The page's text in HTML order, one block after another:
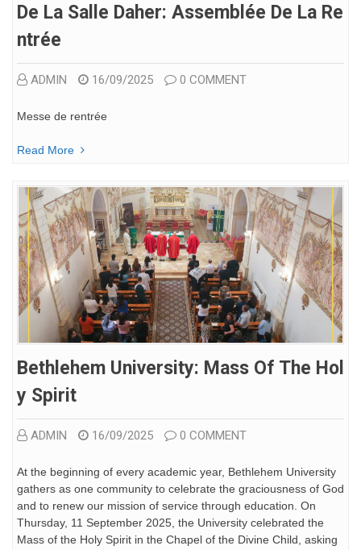
De La Salle Daher: Assemblée De La Re
Ntrée
ADMIN 16/09/2025 0 COMMENT
Messe de rentrée
Read More
Bethlehem University: Mass Of The Hol
Y Spirit
ADMIN 16/09/2025 0 COMMENT
At the beginning of every academic year, Bethlehem University
gathers as one community to celebrate the graciousness of God
and to renew our mission of service through education. On
Thursday, 11 September 2025, the University celebrated the
Mass of the Holy Spirit in the Chapel of the Divine Child, asking